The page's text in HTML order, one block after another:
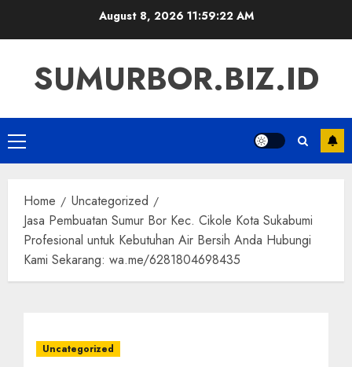
August 8, 2026 11:59:22 AM
SUMURBOR.BIZ.ID
Primary
Menu
Home
Uncategorized
Jasa Pembuatan Sumur Bor Kec. Cikole Kota Sukabumi
Profesional untuk Kebutuhan Air Bersih Anda Hubungi
Kami Sekarang: wa.me/6281804698435
Uncategorized